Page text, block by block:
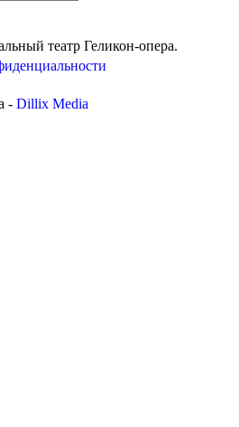
театр Геликон-опера.
- Dillix Media